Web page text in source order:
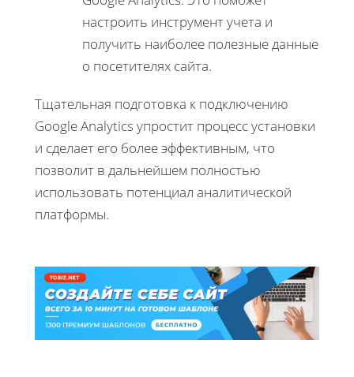
настроить инструмент учета и
получить наиболее полезные данные
о посетителях сайта.
Тщательная подготовка к подключению
Google Analytics упростит процесс установки
и сделает его более эффективным, что
позволит в дальнейшем полностью
использовать потенциал аналитической
платформы.